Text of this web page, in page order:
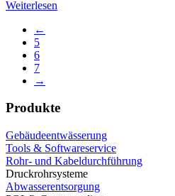
Weiterlesen
←
5
6
7
→
Produkte
Gebäudeentwässerung
Tools & Softwareservice
Rohr- und Kabeldurchführung
Druckrohrsysteme
Abwasserentsorgung